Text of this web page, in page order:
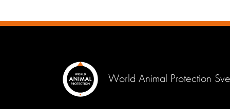
World Animal Protection